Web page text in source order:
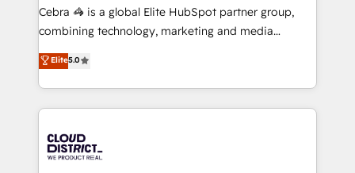
boost with a new HubSpot site Recognized leaders:
🏆 HubSpot Platform Migration Impact Award 🏆
Inbound Campaign of the Year 🏆 Gold AVA Digital
Award for Best Website 🌟 Accreditations: CRM
Cebra 🦓 is a global Elite HubSpot partner group,
combining technology, marketing and media
expertise across Latin America and Southern
Europe, with teams across 7 countries. Born in Chile,
we combine local insight with international reach to
help businesses grow through technology, creativity,
500+ HubSpot implementations, building end-to-
end solutions that integrate CRM, AI automation,
Elite5.0